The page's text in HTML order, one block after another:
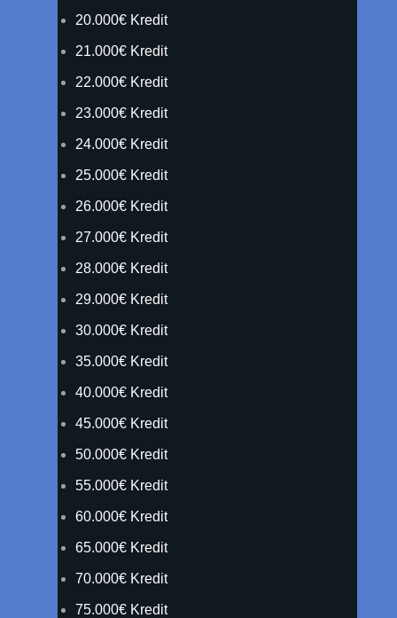
20.000€ Kredit
21.000€ Kredit
22.000€ Kredit
23.000€ Kredit
24.000€ Kredit
25.000€ Kredit
26.000€ Kredit
27.000€ Kredit
28.000€ Kredit
29.000€ Kredit
30.000€ Kredit
35.000€ Kredit
40.000€ Kredit
45.000€ Kredit
50.000€ Kredit
55.000€ Kredit
60.000€ Kredit
65.000€ Kredit
70.000€ Kredit
75.000€ Kredit